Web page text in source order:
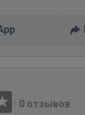
· 0 отзывов